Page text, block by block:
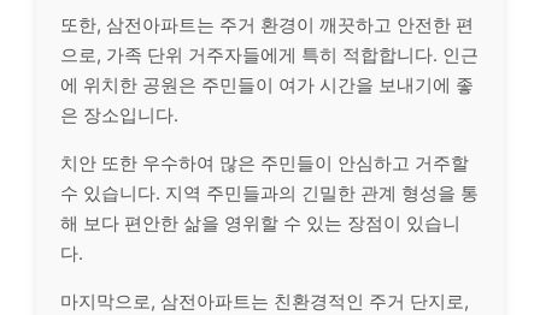
또한, 삼전아파트는 주거 환경이 깨끗하고 안전한 편
으로, 가족 단위 거주자들에게 특히 적합합니다. 인근
에 위치한 공원은 주민들이 여가 시간을 보내기에 좋
은 장소입니다.
치안 또한 우수하여 많은 주민들이 안심하고 거주할
수 있습니다. 지역 주민들과의 긴밀한 관계 형성을 통
해 보다 편안한 삶을 영위할 수 있는 장점이 있습니
다.
마지막으로, 삼전아파트는 친환경적인 주거 단지로,